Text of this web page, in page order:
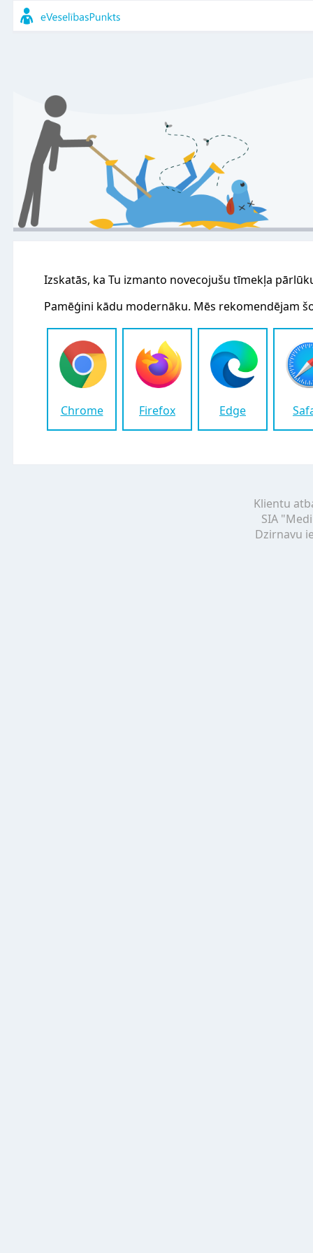
Izskatās, ka Tu izmanto novecojušu tīmekļa
Pamēģini kādu modernāku. Mēs rekomendējam
Chrome Firefox Edge
Klientu
SIA
Dzirnavu